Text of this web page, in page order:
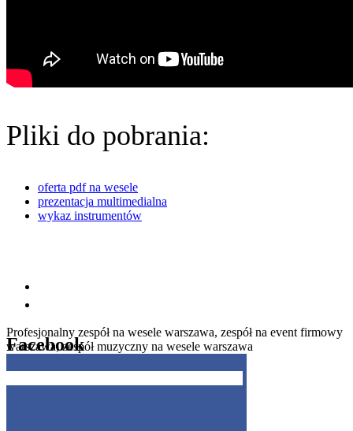
Pliki do pobrania:
oferta pdf na wesele
prezentacja multimedialna
wykaz instrumentów
Profesjonalny zespół na wesele warszawa, zespół na event firmowy
warszawa, zespół muzyczny na wesele warszawa
Facebook